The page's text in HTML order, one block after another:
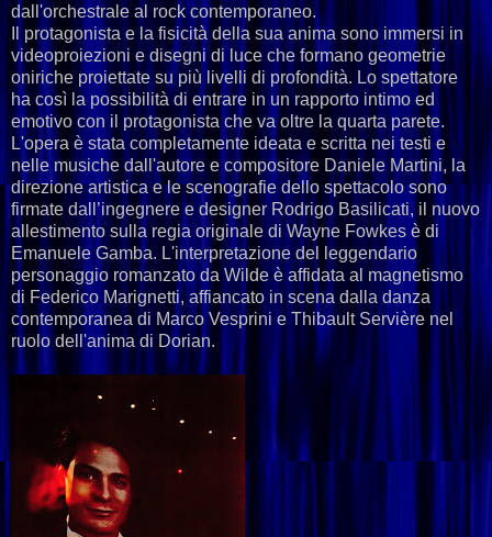
dall'orchestrale al rock contemporaneo.
Il protagonista e la fisicità della sua anima sono immersi in
videoproiezioni e disegni di luce che formano geometrie
oniriche proiettate su più livelli di profondità. Lo spettatore
ha così la possibilità di entrare in un rapporto intimo ed
emotivo con il protagonista che va oltre la quarta parete.
L'opera è stata completamente ideata e scritta nei testi e
nelle musiche dall'autore e compositore Daniele Martini, la
direzione artistica e le scenografie dello spettacolo sono
firmate dall’ingegnere e designer Rodrigo Basilicati, il nuovo
allestimento sulla regia originale di Wayne Fowkes è di
Emanuele Gamba. L'interpretazione del leggendario
personaggio romanzato da Wilde è affidata al magnetismo
di Federico Marignetti, affiancato in scena dalla danza
contemporanea di Marco Vesprini e Thibault Servière nel
ruolo dell'anima di Dorian.